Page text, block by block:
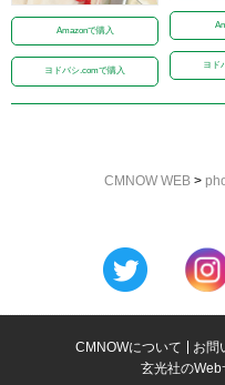
Amazonで購入
ヨドバシ.comで購入
ヨド
CMNOW WEB >
CMNOWについて お問
玄光社のWeb